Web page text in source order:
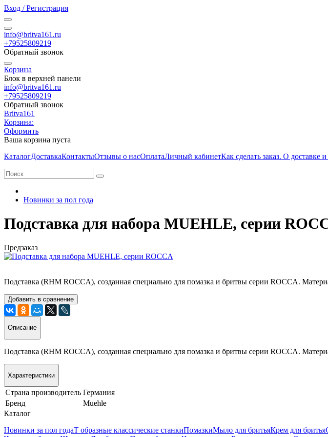
Вход / Регистрация
info@britva161.ru
+79525809219
Обратный звонок
Корзина
Блок в верхней панели
info@britva161.ru
+79525809219
Обратный звонок
Britva161
Корзина:
Оформить
Ваша корзина пуста
КаталогДоставкаКонтактыОтзывы о насОплатаЛичный кабинетКак сделать заказ. О доставке
Новинки за пол года
Подставка для набора MUEHLE, серии
Предзаказ
Подставка (RHM ROCCA), созданная специально для помазка и бритвы серии ROCCA.
Добавить в сравнение
Описание
Подставка (RHM ROCCA), созданная специально для помазка и бритвы серии ROCCA.
Характеристики
Страна производитель Германия
Бренд
Muehle
Каталог
Новинки за пол годаТ образные классические станкиПомазкиМыло для бритьяКрем для бритья